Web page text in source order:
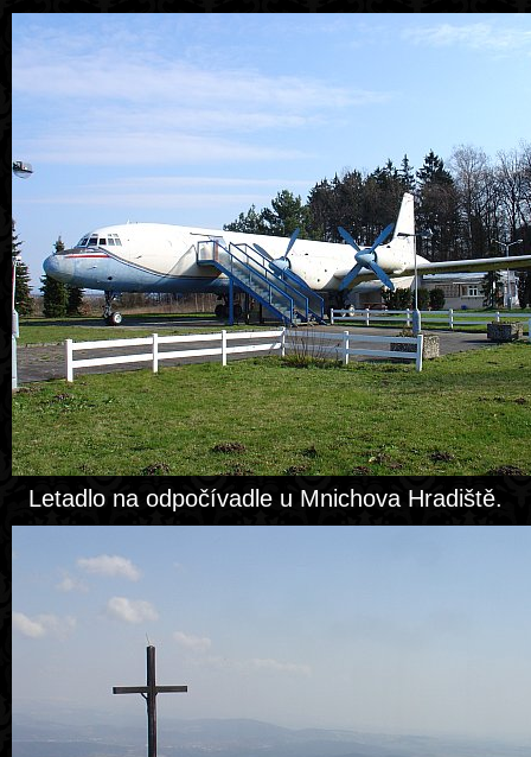
Letadlo na odpočívadle u Mnichova Hradiště.